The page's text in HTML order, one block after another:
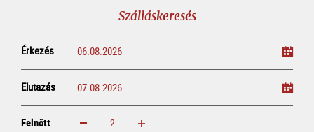
Szálláskeresés
Érkezés
Elutazás
Felnőtt növelem csökkentem